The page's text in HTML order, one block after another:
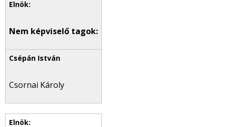
Nem képviselő tagok:
Csornai Károly